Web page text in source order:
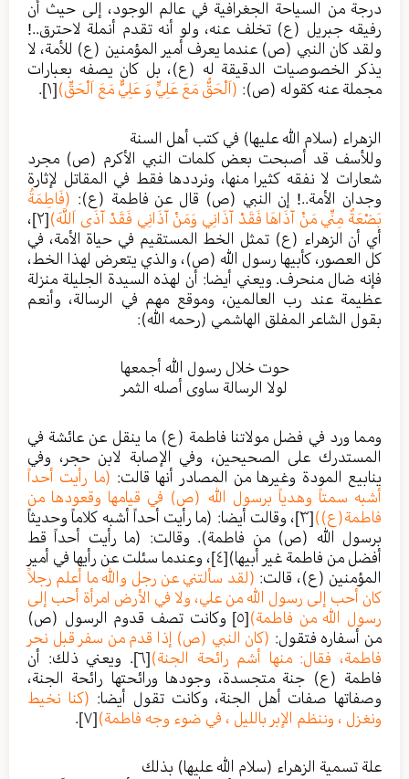
درجة من السياحة الجغرافية في عالم الوجود، إلى حيث أن
رفيقه جبريل (ع) تخلف عنه، ولو أنه تقدم أنملة لاحترق..!
ولقد كان النبي (ص) عندما يعرف أمير المؤمنين (ع) للأمة، لا
يذكر الخصوصيات الدقيقة له (ع)، بل كان يصفه بعبارات
مجملة عنه كقوله (ص): (اَلْحَقُّ مَعَ عَلِيٍّ وَ عَلِيٌّ مَعَ اَلْحَقِّ)[١] .
الزهراء (سلام الله عليها) في كتب أهل السنة
وللأسف قد أصبحت بعض كلمات النبي الأكرم (ص) مجرد
شعارات لا نفقه كثيرا منها، ونرددها فقط في المقاتل لإثارة
وجدان الأمة..! إن النبي (ص) قال عن فاطمة (ع): (فَاطِمَةُ
بَضْعَةٌ مِنِّي مَنْ آذَاهَا فَقَدْ آذَانِي وَمَنْ آذَانِي فَقَدْ آذَى اَللَّهَ)[٢]
،
أي أن الزهراء (ع) تمثل الخط المستقيم في حياة الأمة، في
كل العصور، كأبيها رسول الله (ص)، والذي يتعرض لهذا الخط،
فإنه ضال منحرف. ويعني أيضا: أن لهذه السيدة الجليلة منزلة
عظيمة عند رب العالمين، وموقع مهم في الرسالة، وأنعم
بقول الشاعر المفلق الهاشمي (رحمه الله):
حوت خلال رسول الله أجمعها
لولا الرسالة ساوى أصله الثمر
ومما ورد في فضل مولاتنا فاطمة (ع) ما ينقل عن عائشة في
المستدرك على الصحيحين، وفي الإصابة لابن حجر، وفي
ينابيع المودة وغيرها من المصادر أنها قالت: (ما رأيت أحداً
أشبه سمتاً وهدياً برسول الله (ص) في قيامها وقعودها من
فاطمة(ع))[٣]
، وقالت أيضا: (ما رأيت أحداً أشبه كلاماً وحديثاً
برسول الله (ص) من فاطمة). وقالت: (ما رأيت أحداً قط
أفضل من فاطمة غير أبيها)[٤]
، وعندما سئلت عن رأيها في أمير
المؤمنين (ع)، قالت: (لقد سألتني عن رجل والله ما أعلم رجلاً
كان أحب إلى رسول الله من علي، ولا في الأرض امرأة أحب إلى
رسول الله من فاطمة)[٥]
وكانت تصف قدوم الرسول (ص)
من أسفاره فتقول: (كان النبي (ص) إذا قدم من سفر قبل نحر
فاطمة، فقال: منها أشم رائحة الجنة)[٦]
. ويعني ذلك: أن
فاطمة (ع) جنة متجسدة، وجودها ورائحتها رائحة الجنة،
وصفاتها صفات أهل الجنة، وكانت تقول أيضا: (كنا نخيط
ونغزل ، وننظم الإبر بالليل ، في ضوء وجه فاطمة)[٧] .
علة تسمية الزهراء (سلام الله عليها) بذلك